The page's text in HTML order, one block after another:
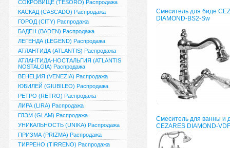
СОКРОВИЩЕ (TESORO) Распродажа
КАСКАД (CASCADO) Распродажа
ГОРОД (CITY) Распродажа
БАДЕН (BADEN) Распродажа
ЛЕГЕНДА (LEGEND) Распродажа
АТЛАНТИДА (ATLANTIS) Распродажа
АТЛАНТИДА-НОСТАЛЬГИЯ (ATLANTIS
NOSTALGIA) Распродажа
ВЕНЕЦИЯ (VENEZIA) Распродажа
ЮБИЛЕЙ (GIUBILEO) Распродажа
РЕТРО (RETRO) Распродажа
ЛИРА (LIRA) Распродажа
ГЛЭМ (GLAM) Распродажа
УНИКАЛЬНОСТЬ (UNIKA) Распродажа
ПРИЗМА (PRIZMA) Распродажа
ТИРРЕНО (TIRRENO) Распродажа
Смеситель для биде
DIAMOND-BS2-Sw
Смеситель для ванны и
CEZARES DIAMOND-